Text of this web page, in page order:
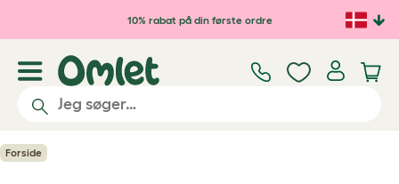
Gå til hovedindhold10% rabat på din første ordre
Forside